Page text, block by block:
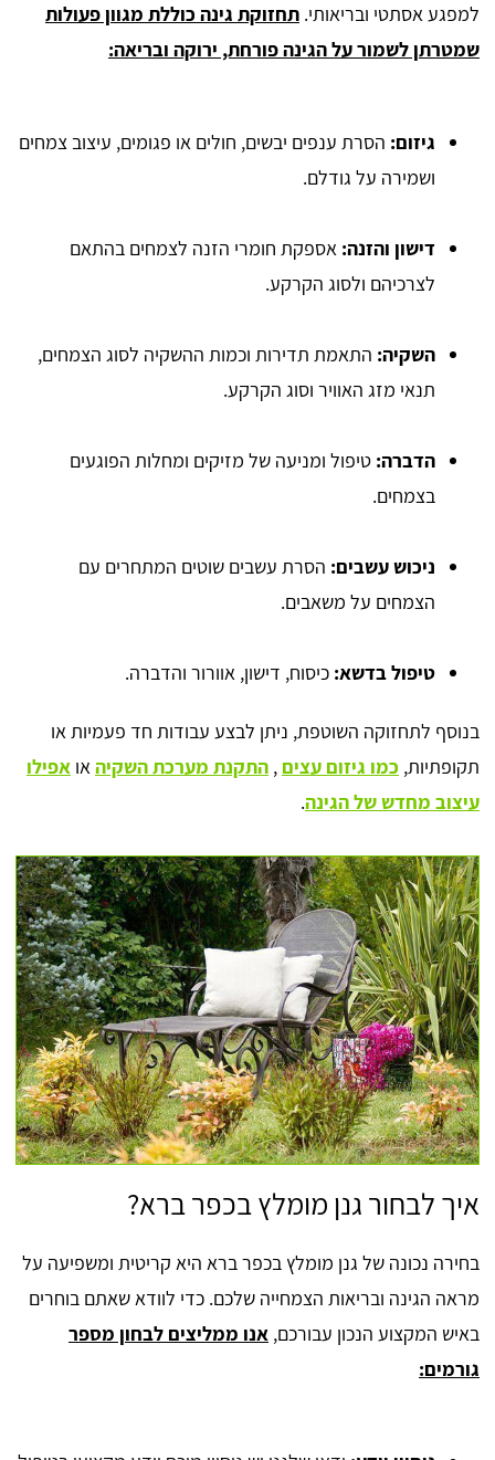
למפגע אסתטי ובריאותי. תחזוקת גינה כוללת מגוון פעולות
שמטרתן לשמור על הגינה פורחת, ירוקה ובריאה:
גיזום: הסרת ענפים יבשים, חולים או פגומים, עיצוב צמחים
ושמירה על גודלם.
דישון והזנה: אספקת חומרי הזנה לצמחים בהתאם
לצרכיהם ולסוג הקרקע.
השקיה: התאמת תדירות וכמות ההשקיה לסוג הצמחים,
תנאי מזג האוויר וסוג הקרקע.
הדברה: טיפול ומניעה של מזיקים ומחלות הפוגעים
בצמחים.
ניכוש עשבים: הסרת עשבים שוטים המתחרים עם
הצמחים על משאבים.
טיפול בדשא: כיסוח, דישון, אוורור והדברה.
בנוסף לתחזוקה השוטפת, ניתן לבצע עבודות חד פעמיות או
תקופתיות, כמו גיזום עצים , התקנת מערכת השקיהאו אפילו
עיצוב מחדש של הגינה.
איך לבחור גנן מומלץ בכפר ברא?
בחירה נכונה של גנן מומלץ בכפר ברא היא קריטית ומשפיעה על
מראה הגינה ובריאות הצמחייה שלכם. כדי לוודא שאתם בוחרים
באיש המקצוע הנכון עבורכם, אנו ממליצים לבחון מספר
גורמים: